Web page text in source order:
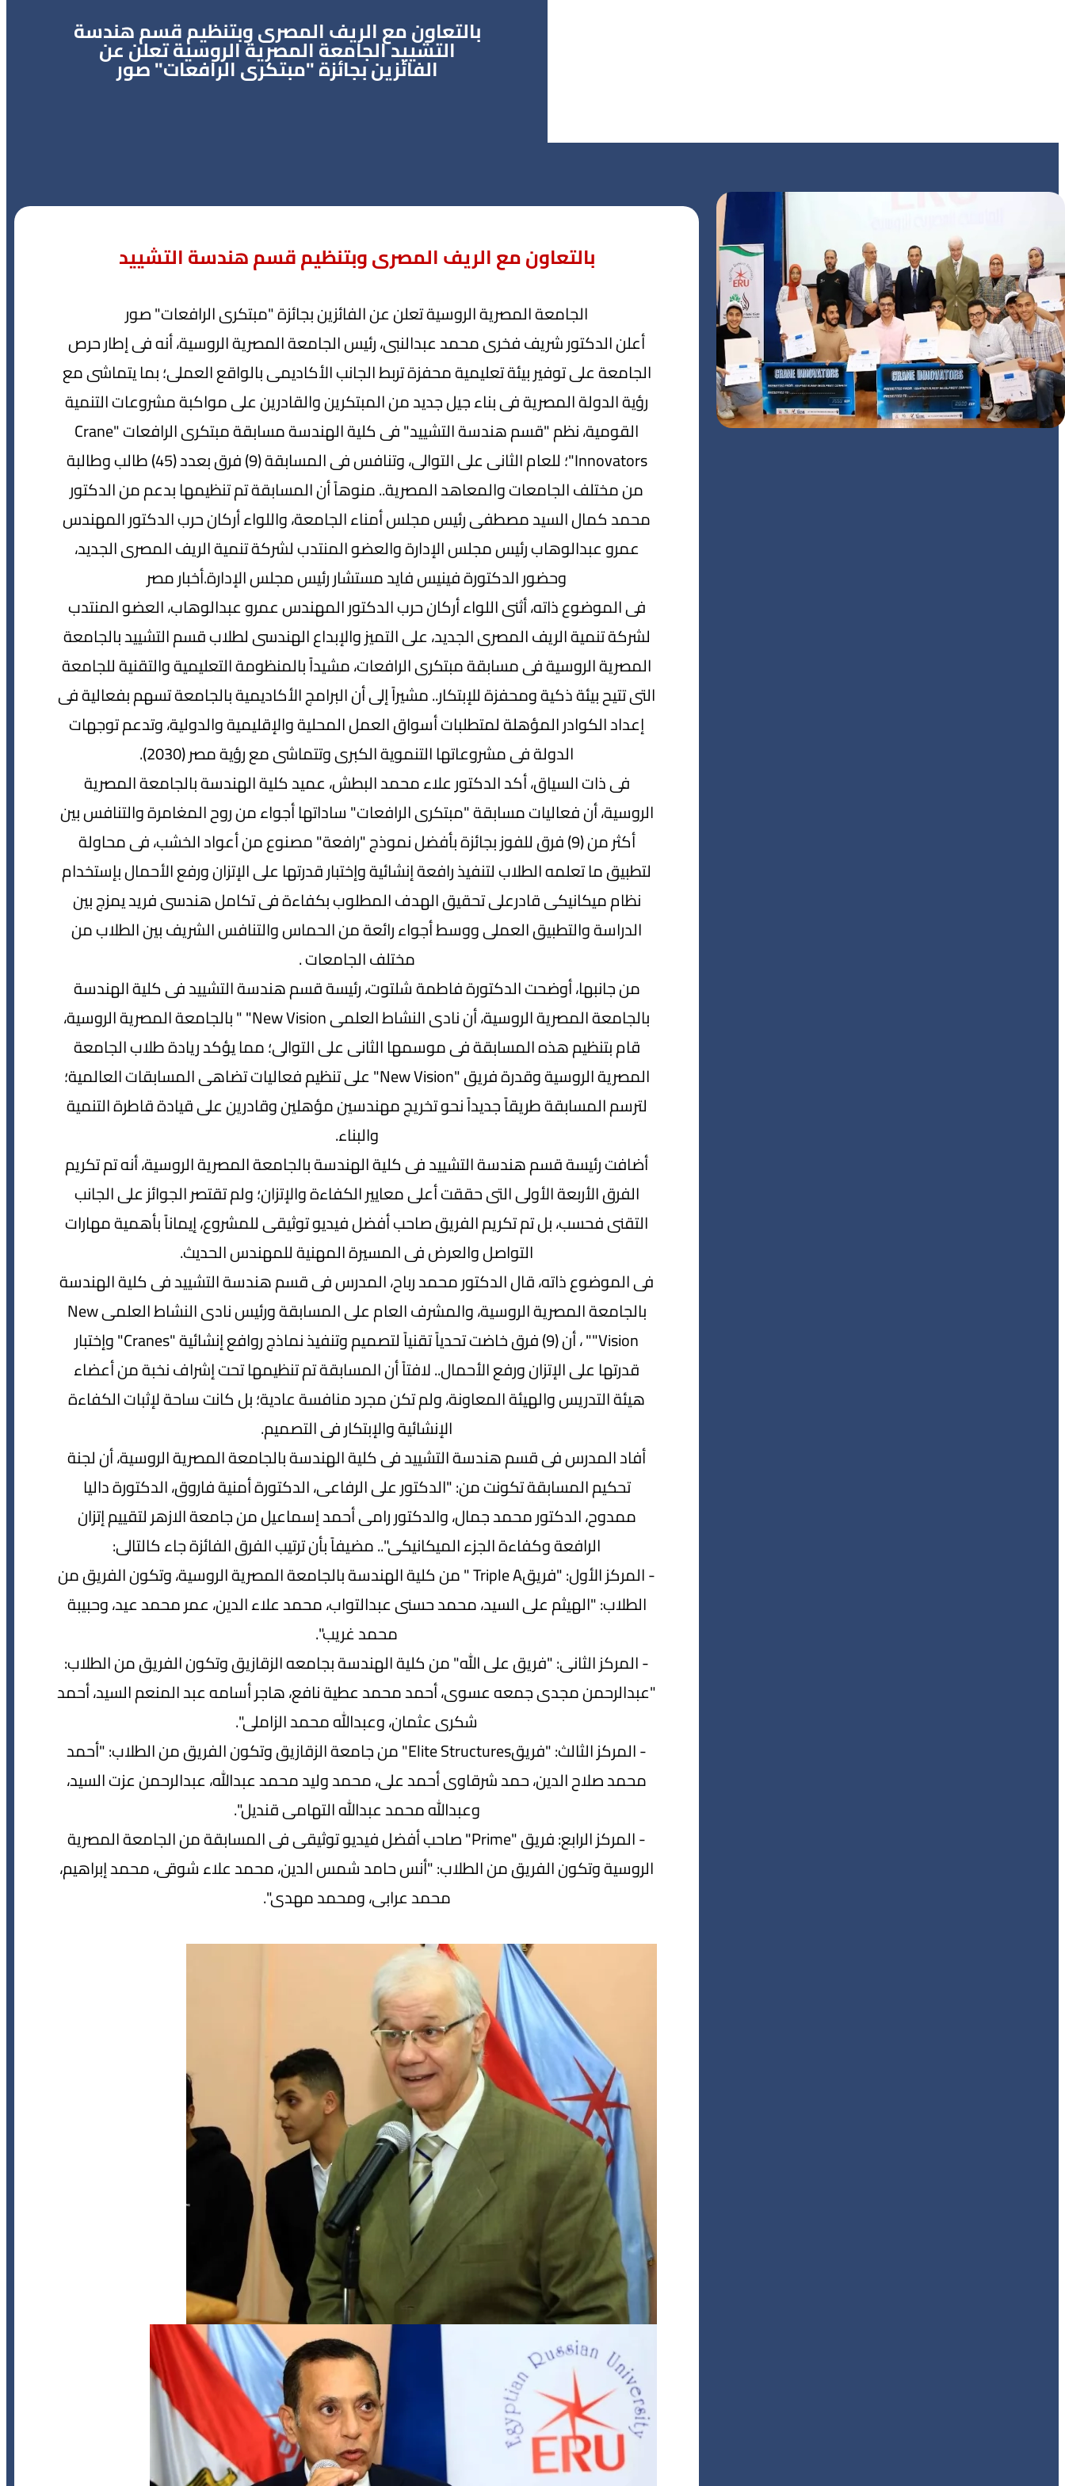
بالتعاون مع الريف المصرى وبتنظيم قسم هندسة
التشييد الجامعة المصرية الروسية تعلن عن
الفائزين بجائزة "مبتكرى الرافعات" صور
بالتعاون مع الريف المصرى وبتنظيم قسم هندسة التشييد
الجامعة المصرية الروسية تعلن عن الفائزين بجائزة "مبتكرى الرافعات" صور
أعلن الدكتور شريف فخرى محمد عبدالنبى، رئيس الجامعة المصرية الروسية، أنه فى إطار حرص
الجامعة على توفير بيئة تعليمية محفزة تربط الجانب الأكاديمى بالواقع العملى؛ بما يتماشى مع
رؤية الدولة المصرية فى بناء جيل جديد من المبتكرين والقادرين على مواكبة مشروعات التنمية
القومية، نظم "قسم هندسة التشييد" فى كلية الهندسة مسابقة مبتكرى الرافعات "Crane
Innovators"؛ للعام الثانى على التوالى، وتنافس فى المسابقة (9) فرق بعدد (45) طالب وطالبة
من مختلف الجامعات والمعاهد المصرية.. منوهاً أن المسابقة تم تنظيمها بدعم من الدكتور
محمد كمال السيد مصطفى رئيس مجلس أمناء الجامعة، واللواء أركان حرب الدكتور المهندس
عمرو عبدالوهاب رئيس مجلس الإدارة والعضو المنتدب لشركة تنمية الريف المصرى الجديد،
وحضور الدكتورة فينيس فايد مستشار رئيس مجلس الإدارة.أخبار مصر
فى الموضوع ذاته، أثنى اللواء أركان حرب الدكتور المهندس عمرو عبدالوهاب، العضو المنتدب
لشركة تنمية الريف المصرى الجديد، على التميز والإبداع الهندسى لطلاب قسم التشييد بالجامعة
المصرية الروسية فى مسابقة مبتكرى الرافعات، مشيداً بالمنظومة التعليمية والتقنية للجامعة
التى تتيح بيئة ذكية ومحفزة للإبتكار.. مشيراً إلى أن البرامج الأكاديمية بالجامعة تسهم بفعالية فى
إعداد الكوادر المؤهلة لمتطلبات أسواق العمل المحلية والإقليمية والدولية، وتدعم توجهات
الدولة فى مشروعاتها التنموية الكبرى وتتماشى مع رؤية مصر (2030).
فى ذات السياق، أكد الدكتور علاء محمد البطش، عميد كلية الهندسة بالجامعة المصرية
الروسية، أن فعاليات مسابقة "مبتكرى الرافعات" ساداتها أجواء من روح المغامرة والتنافس بين
أكثر من (9) فرق للفوز بجائزة بأفضل نموذج "رافعة" مصنوع من أعواد الخشب، فى محاولة
لتطبيق ما تعلمه الطلاب لتنفيذ رافعة إنشائية وإختبار قدرتها على الإتزان ورفع الأحمال بإستخدام
نظام ميكانيكى قادرعلى تحقيق الهدف المطلوب بكفاءة فى تكامل هندسى فريد يمزج بين
الدراسة والتطبيق العملى ووسط أجواء رائعة من الحماس والتنافس الشريف بين الطلاب من
مختلف الجامعات .
من جانبها، أوضحت الدكتورة فاطمة شلتوت، رئيسة قسم هندسة التشييد فى كلية الهندسة
بالجامعة المصرية الروسية، أن نادى النشاط العلمى New Vision" " بالجامعة المصرية الروسية،
قام بتنظيم هذه المسابقة فى موسمها الثانى على التوالى؛ مما يؤكد ريادة طلاب الجامعة
المصرية الروسية وقدرة فريق "New Vision" على تنظيم فعاليات تضاهى المسابقات العالمية؛
لترسم المسابقة طريقاً جديداً نحو تخريج مهندسين مؤهلين وقادرين على قيادة قاطرة التنمية
والبناء.
أضافت رئيسة قسم هندسة التشييد فى كلية الهندسة بالجامعة المصرية الروسية، أنه تم تكريم
الفرق الأربعة الأولى التى حققت أعلى معايير الكفاءة والإتزان؛ ولم تقتصر الجوائز على الجانب
التقنى فحسب، بل تم تكريم الفريق صاحب أفضل فيديو توثيقى للمشروع، إيماناً بأهمية مهارات
التواصل والعرض فى المسيرة المهنية للمهندس الحديث.
فى الموضوع ذاته، قال الدكتور محمد رباح، المدرس فى قسم هندسة التشييد فى كلية الهندسة
بالجامعة المصرية الروسية، والمشرف العام على المسابقة ورئيس نادى النشاط العلمى New
Vision"" ، أن (9) فرق خاضت تحدياً تقنياً لتصميم وتنفيذ نماذج روافع إنشائية "Cranes" وإختبار
قدرتها على الإتزان ورفع الأحمال.. لافتاً أن المسابقة تم تنظيمها تحت إشراف نخبة من أعضاء
هيئة التدريس والهيئة المعاونة، ولم تكن مجرد منافسة عادية؛ بل كانت ساحة لإثبات الكفاءة
الإنشائية والإبتكار فى التصميم.
أفاد المدرس فى قسم هندسة التشييد فى كلية الهندسة بالجامعة المصرية الروسية، أن لجنة
تحكيم المسابقة تكونت من: "الدكتور على الرفاعى، الدكتورة أمنية فاروق، الدكتورة داليا
ممدوح، الدكتور محمد جمال، والدكتور رامى أحمد إسماعيل من جامعة الازهر لتقييم إتزان
الرافعة وكفاءة الجزء الميكانيكى".. مضيفاً بأن ترتيب الفرق الفائزة جاء كالتالى:
- المركز الأول: "فريقTriple A " من كلية الهندسة بالجامعة المصرية الروسية، وتكون الفريق من
الطلاب: "الهيثم على السيد، محمد حسنى عبدالتواب، محمد علاء الدين، عمر محمد عيد، وحبيبة
محمد غريب".
- المركز الثانى: "فريق على الله" من كلية الهندسة بجامعه الزقازيق وتكون الفريق من الطلاب:
"عبدالرحمن مجدى جمعه عسوى، أحمد محمد عطية نافع، هاجر أسامه عبد المنعم السيد، أحمد
شكرى عثمان، وعبدالله محمد الزاملى".
- المركز الثالث: "فريقElite Structures" من جامعة الزقازيق وتكون الفريق من الطلاب: "أحمد
محمد صلاح الدين، حمد شرقاوى أحمد على، محمد وليد محمد عبدالله، عبدالرحمن عزت السيد،
وعبدالله محمد عبدالله التهامى قنديل".
- المركز الرابع: فريق "Prime" صاحب أفضل فيديو توثيقى فى المسابقة من الجامعة المصرية
الروسية وتكون الفريق من الطلاب: "أنس حامد شمس الدين، محمد علاء شوقى، محمد إبراهيم،
محمد عرابى، ومحمد مهدى".